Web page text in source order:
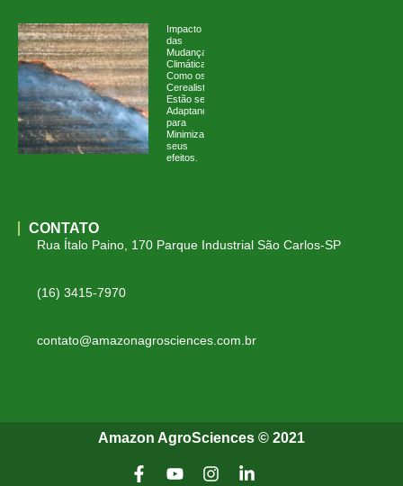
Impacto
das
Mudanças
Climáticas:
Como os
Cerealistas
Estão se
Adaptando
para
Minimizar
seus
efeitos.
CONTATO
Rua Ítalo Paino, 170 Parque Industrial São Carlos-SP
(16) 3415-7970
contato@amazonagrosciences.com.br
Amazon AgroSciences © 2021